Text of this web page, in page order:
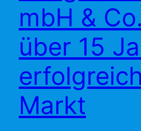
mbH &
über 15
Markt